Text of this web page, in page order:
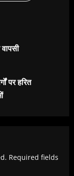
पर हरित
Required fields